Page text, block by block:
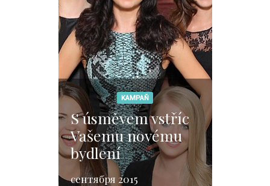
KAMPAŇ
S úsměvem vstříc
Vašemu novému
bydlení
сентября 2015